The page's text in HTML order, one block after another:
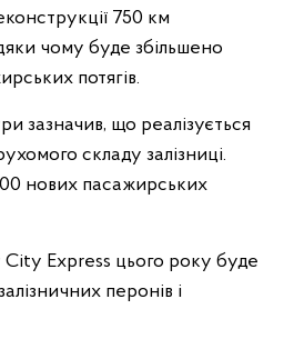
750 км
чому буде збільшено
потягів.
зазначив, що реалізується
складу залізниці.
нових пасажирських
Express цього року буде
перонів і